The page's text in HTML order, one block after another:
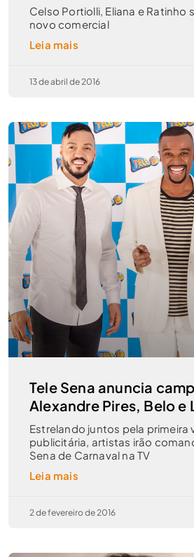
Celso Portiolli, Eliana e
novo comercial
Leia mais
13 de abril de 2016
Tele Sena anuncia
Alexandre Pires, Belo e
Estrelando juntos pela primeira
publicitária, artistas irão
Sena de Carnaval na TV
Leia mais
2 de fevereiro de 2016